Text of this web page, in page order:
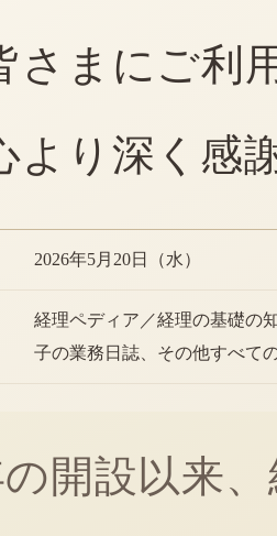
さまにご利
より深く感
2026年5月20日（水）
経理ペディア／経理の基礎の
子の業務日誌、その他すべて
の開設以来